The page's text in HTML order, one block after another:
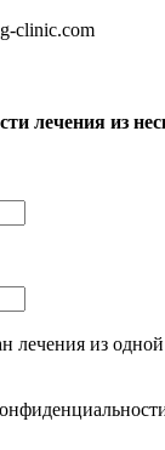
clinic.com
лечения из
лечения из